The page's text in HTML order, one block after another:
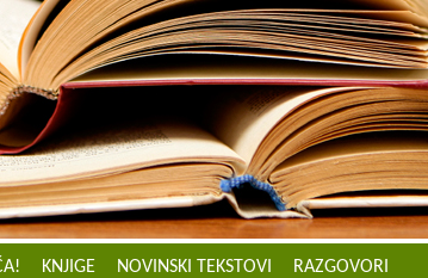
KNJIGE NOVINSKI TEKSTOVI RAZGOVORI